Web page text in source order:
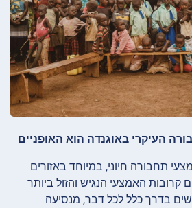
תחבורה חיוני, במיוחד באזורים
האמצעי הנגיש והזול ביותר
בדרך כלל לכל דבר, מנסיעה